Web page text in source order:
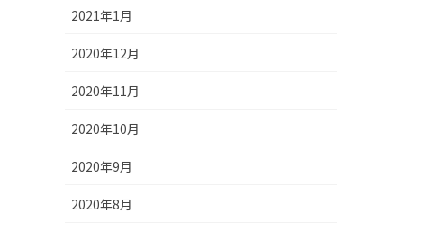
2021年1月
2020年12月
2020年11月
2020年10月
2020年9月
2020年8月